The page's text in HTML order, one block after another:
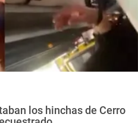
los hinchas de Cerro